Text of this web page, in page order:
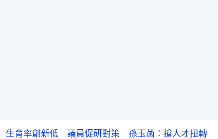
生育率創新低 議員促研對策 孫玉菡：搶人才扭轉